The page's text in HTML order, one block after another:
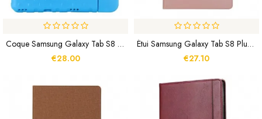
Coque Samsung Galaxy Tab S8 Plus / S7 Plus Mousse EVA Pour Enfants
€28.00
Étui Samsung Galaxy Tab S8 Plus / S7 Plus Simili Cuir
€27.10